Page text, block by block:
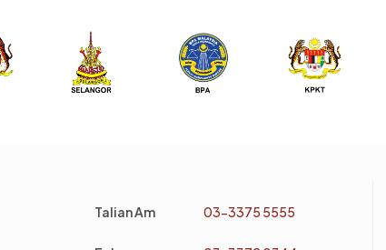
Talian Am 03-3375 5555